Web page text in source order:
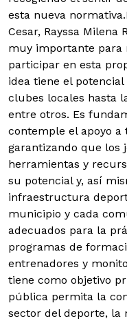
esta nueva
Cesar, Rayssa Milena
muy importante para
participar en esta
idea tiene el
clubes locales hasta
entre otros. Es
contemple el apoyo a
garantizando que los
herramientas y
su potencial y, así
infraestructura
municipio y cada
adecuados para la
programas de
entrenadores y
tiene como objetivo
pública permita la
sector del deporte, la